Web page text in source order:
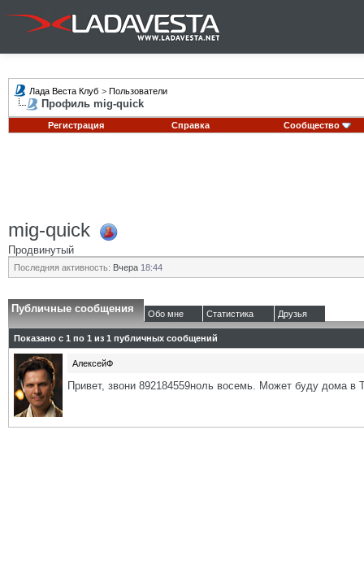
Лада Веста Клуб > Пользователи
Профиль mig-quick
Регистрация Справка Сообщество
mig-quick
Продвинутый
Последняя активность: Вчера 18:44
Публичные сообщения Обо мне Статистика Друзья
Показано с 1 по 1 из 1 публичных сообщений
АлексейФ
Привет, звони 892184559ноль восемь. Может буду дома в